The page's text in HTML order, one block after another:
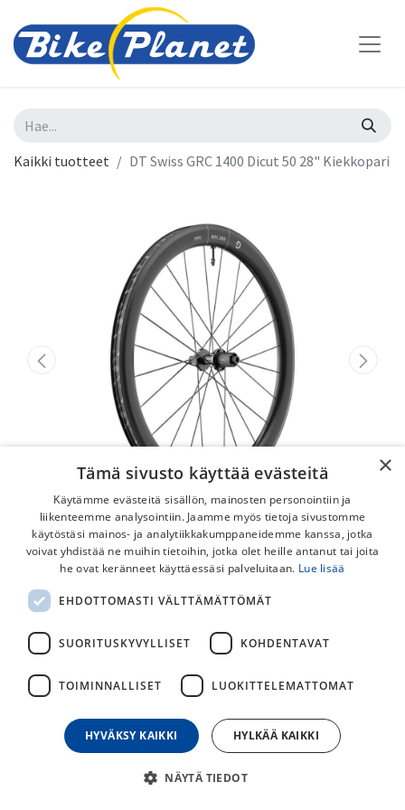
Kaikki tuotteet DT Swiss GRC 1400 Dicut 50 28" Kiekkopari
DT Swiss GRC 1400 Dicut 50 28"
Kiekkopari
DT Swiss GRC 1400 Dicut 50 hiilikuituinen 28" kiekkopari
1 999,00€
×
Tämä sivusto käyttää evästeitä
Käytämme evästeitä sisällön, mainosten personointiin ja
liikenteemme analysointiin. Jaamme myös tietoja sivustomme
käytöstäsi mainos- ja analytiikkakumppaneidemme kanssa, jotka
voivat yhdistää ne muihin tietoihin, jotka olet heille antanut tai joita
he ovat keränneet käyttäessäsi palveluitaan. Lue lisää
EHDOTTOMASTI VÄLTTÄMÄTTÖMÄT
SUORITUSKYVYLLISET KOHDENTAVAT
TOIMINNALLISET LUOKITTELEMATTOMAT
HYVÄKSY KAIKKI HYLKÄÄ KAIKKI
NÄYTÄ TIEDOT